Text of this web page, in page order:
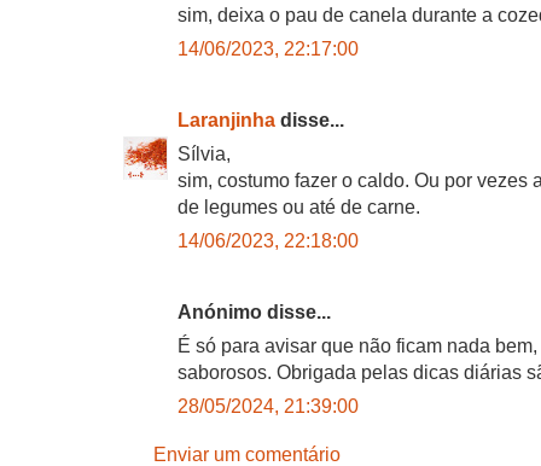
sim, deixa o pau de canela durante a
14/06/2023, 22:17:00
Laranjinha disse...
Sílvia,
sim, costumo fazer o caldo. Ou por vezes
de legumes ou até de carne.
14/06/2023, 22:18:00
Anónimo disse...
É só para avisar que não ficam nada
saborosos. Obrigada pelas dicas diárias
28/05/2024, 21:39:00
Enviar um comentário